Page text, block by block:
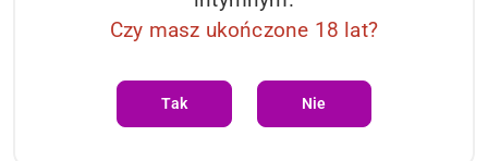
Czy masz ukończone 18 lat?
Tak Nie